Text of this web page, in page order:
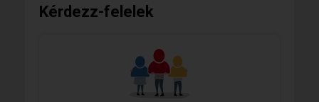
Kérdezz-felelek